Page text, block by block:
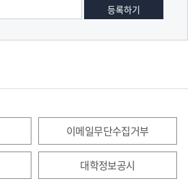
이메일무단수집거부
대학정보공시